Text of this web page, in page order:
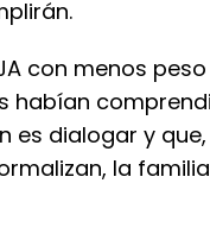
con menos
habían
es dialogar y
la